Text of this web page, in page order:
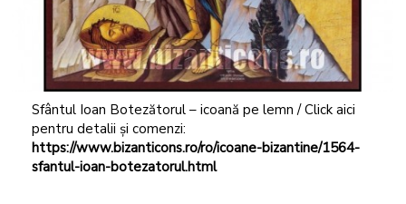
Sfântul Ioan Botezătorul – icoană pe lemn / Click aici
pentru detalii și comenzi:
https://www.bizanticons.ro/ro/icoane-bizantine/1564-
sfantul-ioan-botezatorul.html